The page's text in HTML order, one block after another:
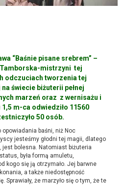
“Baśnie pisane srebrem” –
mistrzyni tej
odczuciach tworzenia tej
świecie biżuterii pełnej
marzeń oraz z wernisażu i
m-ca odwiedziło 11560
50 osób.
baśni, niż Noc
jesteśmy głodni tej magii, dlatego
bolesna. Natomiast biżuteria
była formą amuletu,
kogo się ją otrzymało. Jej barwne
a także niedostępność
Sprawiały, że marzyło się o tym, że te